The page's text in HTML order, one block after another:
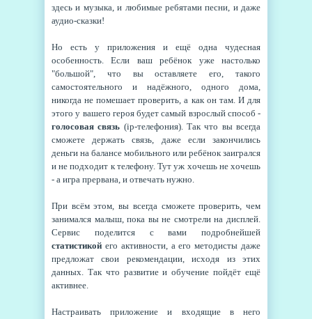
здесь и музыка, и любимые ребятами песни, и даже
аудио-сказки!
Но есть у приложения и ещё одна чудесная
особенность. Если ваш ребёнок уже настолько
"большой", что вы оставляете его, такого
самостоятельного и надёжного, одного дома,
никогда не помешает проверить, а как он там. И для
этого у вашего героя будет самый взрослый способ -
голосовая связь (ip-телефония). Так что вы всегда
сможете держать связь, даже если закончились
деньги на балансе мобильного или ребёнок заигрался
и не подходит к телефону. Тут уж хочешь не хочешь
- а игра прервана, и отвечать нужно.
При всём этом, вы всегда сможете проверить, чем
занимался малыш, пока вы не смотрели на дисплей.
Сервис поделится с вами подробнейшей
статистикой его активности, а его методисты даже
предложат свои рекомендации, исходя из этих
данных. Так что развитие и обучение пойдёт ещё
активнее.
Настраивать приложение и входящие в него